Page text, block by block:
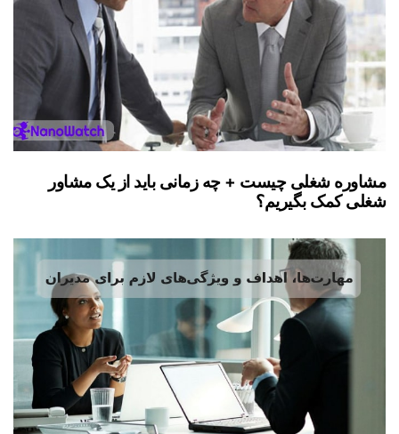
مشاوره شغلی چیست + چه زمانی باید از یک مشاور
شغلی کمک بگیریم؟